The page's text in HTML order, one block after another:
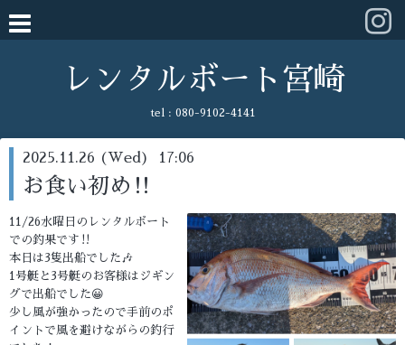
レンタルボート宮崎
tel : 080-9102-4141
2025.11.26 (Wed) 17:06
お食い初め‼️
11/26水曜日のレンタルボート
での釣果です‼️
本日は3隻出船でした🎶
1号艇と3号艇のお客様はジギン
グで出船でした😀
少し風が強かったので手前のポ
イントで風を避けながらの釣行